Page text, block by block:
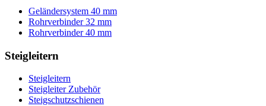
Geländersystem 40 mm
Rohrverbinder 32 mm
Rohrverbinder 40 mm
Steigleitern
Steigleitern
Steigleiter Zubehör
Steigschutzschienen